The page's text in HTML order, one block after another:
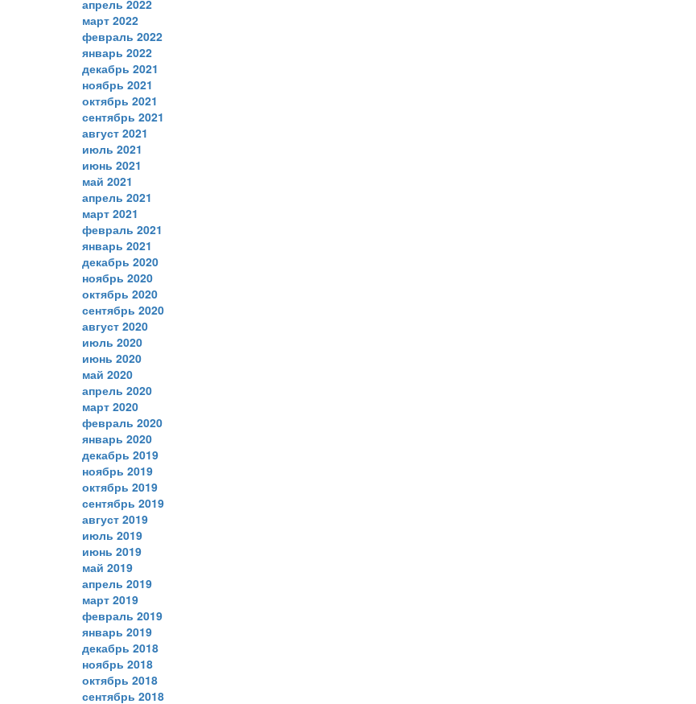
апрель 2022
март 2022
февраль 2022
январь 2022
декабрь 2021
ноябрь 2021
октябрь 2021
сентябрь 2021
август 2021
июль 2021
июнь 2021
май 2021
апрель 2021
март 2021
февраль 2021
январь 2021
декабрь 2020
ноябрь 2020
октябрь 2020
сентябрь 2020
август 2020
июль 2020
июнь 2020
май 2020
апрель 2020
март 2020
февраль 2020
январь 2020
декабрь 2019
ноябрь 2019
октябрь 2019
сентябрь 2019
август 2019
июль 2019
июнь 2019
май 2019
апрель 2019
март 2019
февраль 2019
январь 2019
декабрь 2018
ноябрь 2018
октябрь 2018
сентябрь 2018